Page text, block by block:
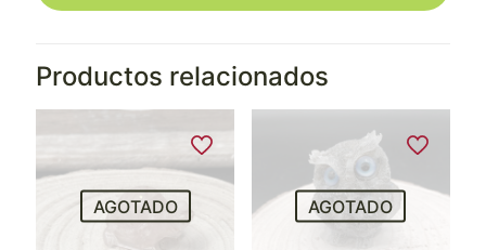
Productos relacionados
AGOTADO AGOTADO